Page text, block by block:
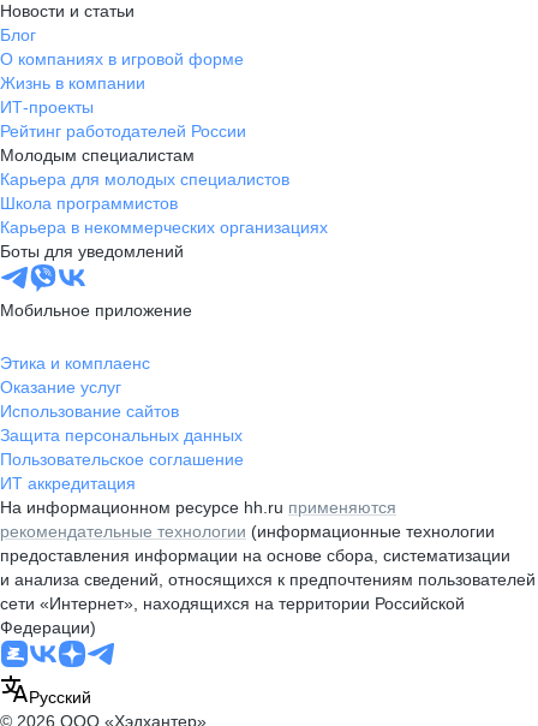
Новости и статьи
Блог
О компаниях в игровой форме
Жизнь в компании
ИТ-проекты
Рейтинг работодателей России
Молодым специалистам
Карьера для молодых специалистов
Школа программистов
Карьера в некоммерческих организациях
Боты для уведомлений
Мобильное приложение
Этика и комплаенс
Оказание услуг
Использование сайтов
Защита персональных данных
Пользовательское соглашение
ИТ аккредитация
На информационном ресурсе hh.ru применяются
рекомендательные технологии (информационные технологии
предоставления информации на основе сбора, систематизации
и анализа сведений, относящихся к предпочтениям пользователей
сети «Интернет», находящихся на территории Российской
Федерации)
Русский
© 2026 ООО «Хэдхантер»